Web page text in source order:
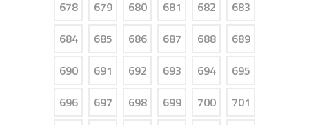
678
679 680 681 682
683
684
685 686 687 688
689
690
691 692 693 694
695
696
697 698 699 700
701